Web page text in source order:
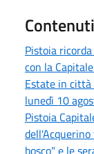
Pistoia
con la
Estate in
lunedì 10
Pistoia
bosco" e le